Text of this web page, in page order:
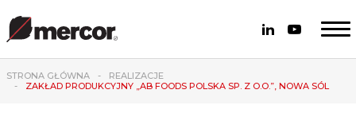
STRONA GŁÓWNA
REALIZACJE
ZAKŁAD PRODUKCYJNY „AB FOODS POLSKA SP. Z O.O.”, NOWA SÓL